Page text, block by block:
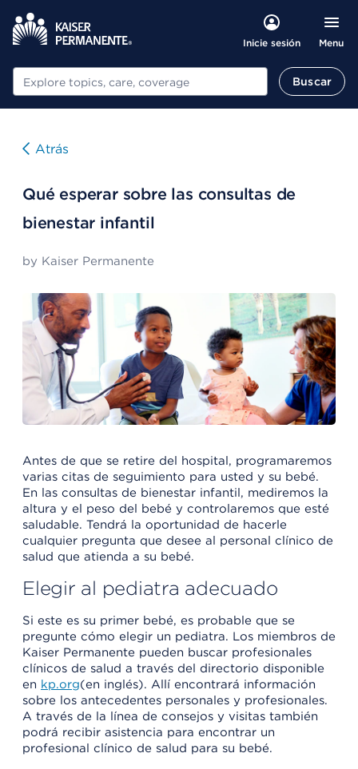
Inicie sesión Menu
Buscar Buscar
Atrás
Qué esperar sobre las consultas de
bienestar infantil
by Kaiser Permanente
Antes de que se retire del hospital, programaremos
varias citas de seguimiento para usted y su bebé.
En las consultas de bienestar infantil, mediremos la
altura y el peso del bebé y controlaremos que esté
saludable. Tendrá la oportunidad de hacerle
cualquier pregunta que desee al personal clínico de
salud que atienda a su bebé.
Elegir al pediatra adecuado
Si este es su primer bebé, es probable que se
pregunte cómo elegir un pediatra. Los miembros de
Kaiser Permanente pueden buscar profesionales
clínicos de salud a través del directorio disponible
en kp.org(en inglés). Allí encontrará información
sobre los antecedentes personales y profesionales.
A través de la línea de consejos y visitas también
podrá recibir asistencia para encontrar un
profesional clínico de salud para su bebé.